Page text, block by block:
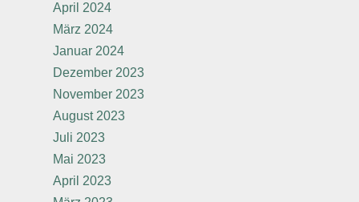
April 2024
März 2024
Januar 2024
Dezember 2023
November 2023
August 2023
Juli 2023
Mai 2023
April 2023